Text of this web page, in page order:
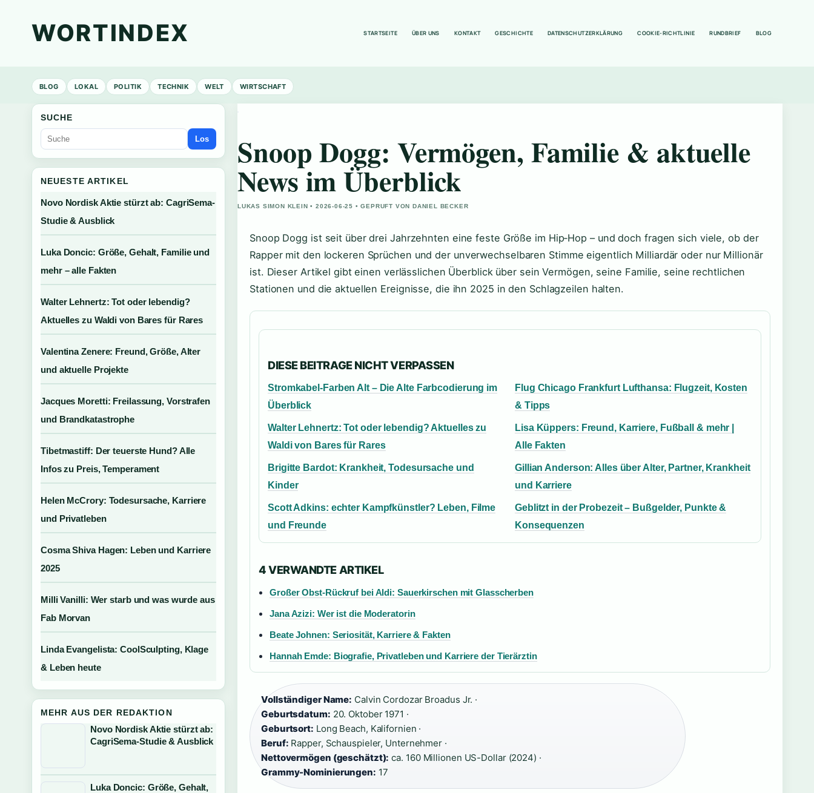
WORTINDEX STARTSEITE ÜBER UNS KONTAKT GESCHICHTE DATENSCHUTZERKLÄRUNG COOKIE-RICHTLINIE RUNDBRIEF BLOG
BLOG LOKAL POLITIK TECHNIK WELT WIRTSCHAFT
Snoop Dogg: Vermögen, Familie & aktuelle
News im Überblick
LUKAS SIMON KLEIN • 2026-06-25 • GEPRUFT VON DANIEL BECKER
Snoop Dogg ist seit über drei Jahrzehnten eine feste Größe im Hip‑Hop – und doch fragen sich viele, ob der
Rapper mit den lockeren Sprüchen und der unverwechselbaren Stimme eigentlich Milliardär oder nur Millionär
ist. Dieser Artikel gibt einen verlässlichen Überblick über sein Vermögen, seine Familie, seine rechtlichen
Stationen und die aktuellen Ereignisse, die ihn 2025 in den Schlagzeilen halten.
DIESE BEITRAGE NICHT VERPASSEN
Stromkabel-Farben Alt – Die Alte Farbcodierung im
Überblick
Flug Chicago Frankfurt Lufthansa: Flugzeit, Kosten
& Tipps
Walter Lehnertz: Tot oder lebendig? Aktuelles zu
Waldi von Bares für Rares
Lisa Küppers: Freund, Karriere, Fußball & mehr |
Alle Fakten
Brigitte Bardot: Krankheit, Todesursache und
Kinder
Gillian Anderson: Alles über Alter, Partner, Krankheit
und Karriere
Scott Adkins: echter Kampfkünstler? Leben, Filme
und Freunde
Geblitzt in der Probezeit – Bußgelder, Punkte &
Konsequenzen
4 VERWANDTE ARTIKEL
Großer Obst-Rückruf bei Aldi: Sauerkirschen mit Glasscherben
Jana Azizi: Wer ist die Moderatorin
Beate Johnen: Seriosität, Karriere & Fakten
Hannah Emde: Biografie, Privatleben und Karriere der Tierärztin
Vollständiger Name: Calvin Cordozar Broadus Jr. ·
Geburtsdatum: 20. Oktober 1971 ·
Geburtsort: Long Beach, Kalifornien ·
Beruf: Rapper, Schauspieler, Unternehmer ·
Nettovermögen (geschätzt): ca. 160 Millionen US-Dollar (2024) ·
Grammy-Nominierungen: 17
SUCHE
Los
NEUESTE ARTIKEL
Novo Nordisk Aktie stürzt ab: CagriSema-
Studie & Ausblick
Luka Doncic: Größe, Gehalt, Familie und
mehr – alle Fakten
Walter Lehnertz: Tot oder lebendig?
Aktuelles zu Waldi von Bares für Rares
Valentina Zenere: Freund, Größe, Alter
und aktuelle Projekte
Jacques Moretti: Freilassung, Vorstrafen
und Brandkatastrophe
Tibetmastiff: Der teuerste Hund? Alle
Infos zu Preis, Temperament
Helen McCrory: Todesursache, Karriere
und Privatleben
Cosma Shiva Hagen: Leben und Karriere
2025
Milli Vanilli: Wer starb und was wurde aus
Fab Morvan
Linda Evangelista: CoolSculpting, Klage
& Leben heute
MEHR AUS DER REDAKTION
Novo Nordisk Aktie stürzt ab:
CagriSema-Studie & Ausblick
Luka Doncic: Größe, Gehalt,